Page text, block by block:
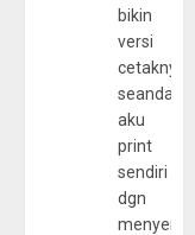
bikin
versi
cetaknya
aku
print
sendiri
dgn